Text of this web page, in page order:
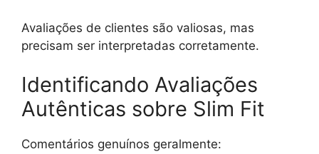
Avaliações de clientes são valiosas, mas
precisam ser interpretadas corretamente.
Identificando Avaliações
Autênticas sobre Slim Fit
Comentários genuínos geralmente: